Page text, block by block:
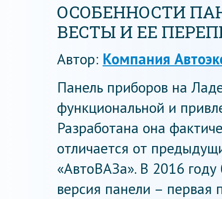
ОСОБЕННОСТИ
ВЕСТЫ И ЕЕ
Автор: Компания
Панель приборов на
функциональной и
Разработана она
отличается от
«АвтоВАЗа». В 2016
версия панели – первая